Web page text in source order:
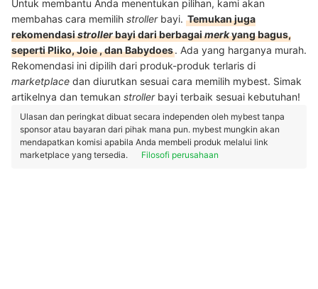
Untuk membantu Anda menentukan pilihan, kami akan
membahas cara memilih strollerbayi. Temukan juga
rekomendasistrollerbayi dari berbagaimerkyang bagus,
seperti Pliko, Joie , dan Babydoes. Ada yang harganya murah.
Rekomendasi ini dipilih dari produk-produk terlaris di
marketplace dan diurutkan sesuai cara memilih mybest. Simak
artikelnya dan temukan strollerbayi terbaik sesuai kebutuhan!
Ulasan dan peringkat dibuat secara independen oleh mybest tanpa
sponsor atau bayaran dari pihak mana pun. mybest mungkin akan
mendapatkan komisi apabila Anda membeli produk melalui link
marketplace yang tersedia.
Filosofi perusahaan